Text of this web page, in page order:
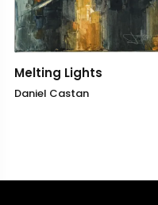
Melting Lights
Daniel Castan